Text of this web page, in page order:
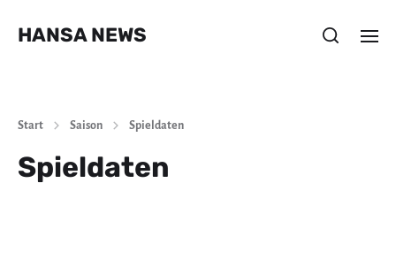
HANSA NEWS
Start Saison Spieldaten
Spieldaten